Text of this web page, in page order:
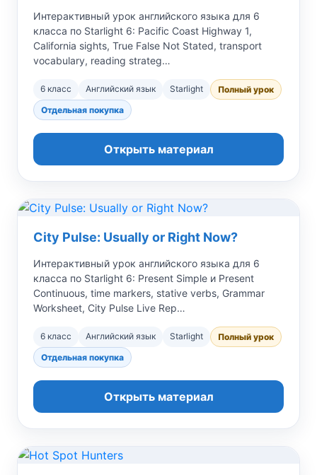
Интерактивный урок английского языка для 6
класса по Starlight 6: Pacific Coast Highway 1,
California sights, True False Not Stated, transport
vocabulary, reading strateg…
6 класс Английский язык Starlight
Полный урок
Отдельная покупка
Открыть материал
City Pulse: Usually or Right Now?
Интерактивный урок английского языка для 6
класса по Starlight 6: Present Simple и Present
Continuous, time markers, stative verbs, Grammar
Worksheet, City Pulse Live Rep…
6 класс Английский язык Starlight
Полный урок
Отдельная покупка
Открыть материал